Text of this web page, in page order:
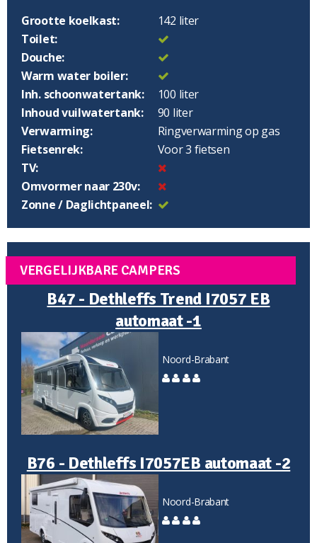
Grootte koelkast:
142 liter
Toilet:
Douche:
Warm water boiler:
Inh. schoonwatertank:
100 liter
Inhoud vuilwatertank:
90 liter
Verwarming:
Ringverwarming op gas
Fietsenrek:
Voor 3 fietsen
TV:
Omvormer naar 230v:
Zonne / Daglichtpaneel:
VERGELIJKBARE CAMPERS
B47 - Dethleffs Trend I7057 EB
automaat -1
Noord-Brabant
B76 - Dethleffs I7057EB automaat -2
Noord-Brabant